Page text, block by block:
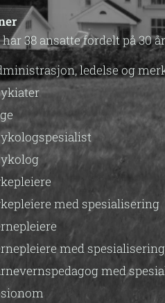
38 ansatte fordelt på 30
ledelse og
med spesialisering
med spesialisering
med